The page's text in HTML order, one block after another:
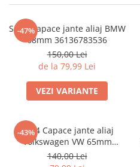
Jante NOI
Jante Second-Hand
Accesorii Auto
Accesorii Exterior Auto
Brelocuri
Huse Scaun
-47%
Set 4 Capace jante aliaj BMW
68mm 36136783536
150,00 Lei
de la 79,99 Lei
VEZI VARIANTE
-43%
Set 4 Capace jante aliaj
Volkswagen VW 65mm
3B7601171
140,00 Lei